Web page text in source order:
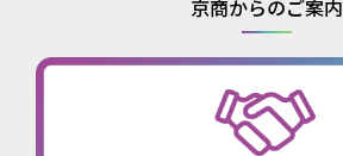
京商からのご案内